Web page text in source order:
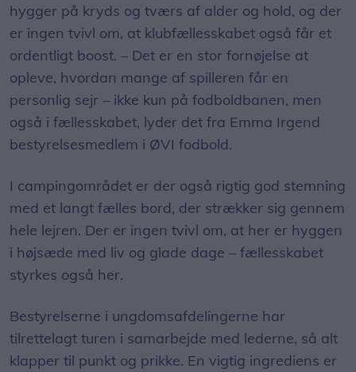
hygger på kryds og tværs af alder og hold, og der
er ingen tvivl om, at klubfællesskabet også får et
ordentligt boost. – Det er en stor fornøjelse at
opleve, hvordan mange af spilleren får en
personlig sejr – ikke kun på fodboldbanen, men
også i fællesskabet, lyder det fra Emma Irgend
bestyrelsesmedlem i ØVI fodbold.
I campingområdet er der også rigtig god stemning
med et langt fælles bord, der strækker sig gennem
hele lejren. Der er ingen tvivl om, at her er hyggen
i højsæde med liv og glade dage – fællesskabet
styrkes også her.
Bestyrelserne i ungdomsafdelingerne har
tilrettelagt turen i samarbejde med lederne, så alt
klapper til punkt og prikke. En vigtig ingrediens er